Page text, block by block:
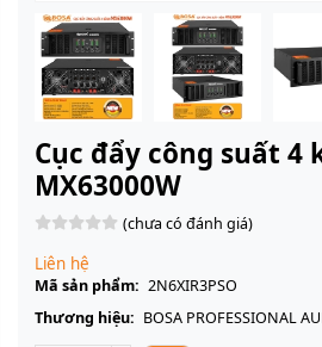
Cục đẩy công suất 4
MX63000W
(chưa có đánh giá)
Liên hệ
Mã sản phẩm: 2N6XIR3PSO
Thương hiệu: BOSA PROFESSIONAL